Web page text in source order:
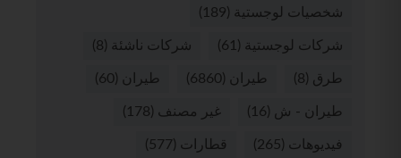
شخصيات لوجستية (189)
شركات لوجستية (61) شركات ناشئة (8)
طرق (8) طيران (6860) طيران (60)
طيران - ش (16) غير مصنف (178)
فيديوهات (265) قطارات (577)